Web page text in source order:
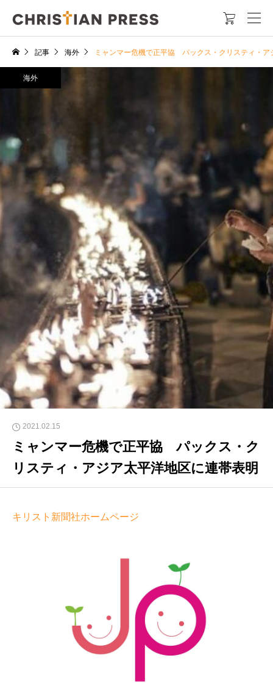

記事 海外 ミャンマー危機で正平協 パックス・クリスティ・ア
海外
2021.02.15
ミャンマー危機で正平協 パックス・ク
リスティ・アジア太平洋地区に連帯表明
キリスト新聞社ホームページ